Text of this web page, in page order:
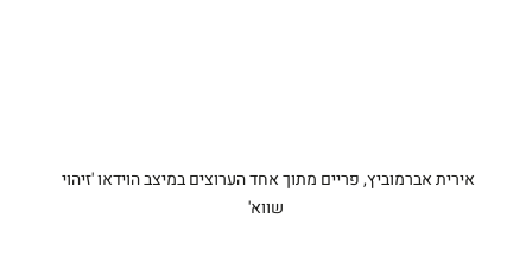
אירית אברמוביץ, פריים מתוך אחד הערוצים במיצב הוידאו 'זיהוי
שווא'